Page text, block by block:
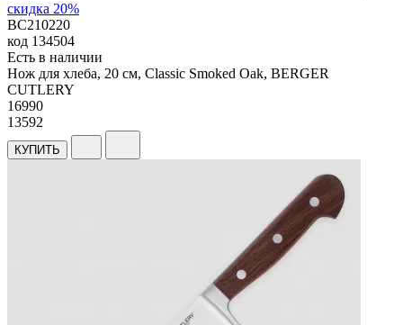
скидка 20%
BC210220
код 134504
Есть в наличии
Нож для хлеба, 20 см, Classic Smoked Oak, BERGER
CUTLERY
16990
13592
КУПИТЬ